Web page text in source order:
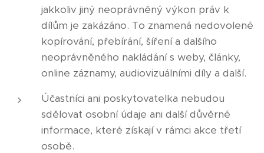
jakkoliv jiný neoprávněný výkon práv k
dílům je zakázáno. To znamená nedovolené
kopírování, přebírání, šíření a dalšího
neoprávněného nakládání s weby, články,
online záznamy, audiovizuálními díly a další.
Účastníci ani poskytovatelka nebudou
sdělovat osobní údaje ani další důvěrné
informace, které získají v rámci akce třetí
osobě.